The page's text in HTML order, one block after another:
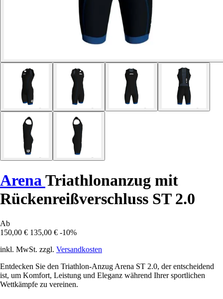
ArenaTriathlonanzug mit
Rückenreißverschluss ST 2.0
Ab
150,00 € 135,00 € -10%
inkl. MwSt. zzgl. Versandkosten
Entdecken Sie den Triathlon-Anzug Arena ST 2.0, der entscheidend
ist, um Komfort, Leistung und Eleganz während Ihrer sportlichen
Wettkämpfe zu vereinen.